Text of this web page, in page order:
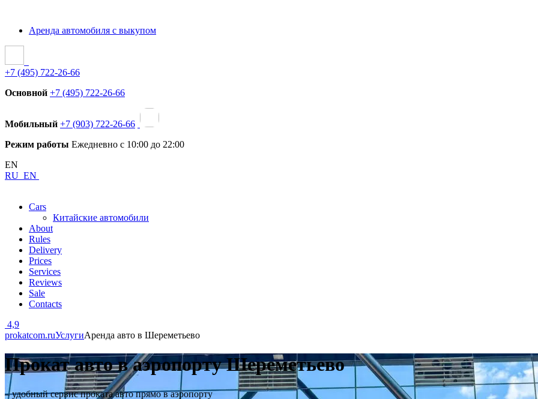
Аренда автомобиля с выкупом
+7 (495) 722-26-66
Основной +7 (495) 722-26-66
Мобильный +7 (903) 722-26-66
Режим работы Ежедневно с 10:00 до 22:00
EN
RU EN
Cars
Китайские автомобили
About
Rules
Delivery
Prices
Services
Reviews
Sale
Contacts
4,9
prokatcom.ruУслугиАренда авто в Шереметьево
Прокат авто в аэропорту Шереметьево
– удобный сервис проката авто прямо в аэропорту